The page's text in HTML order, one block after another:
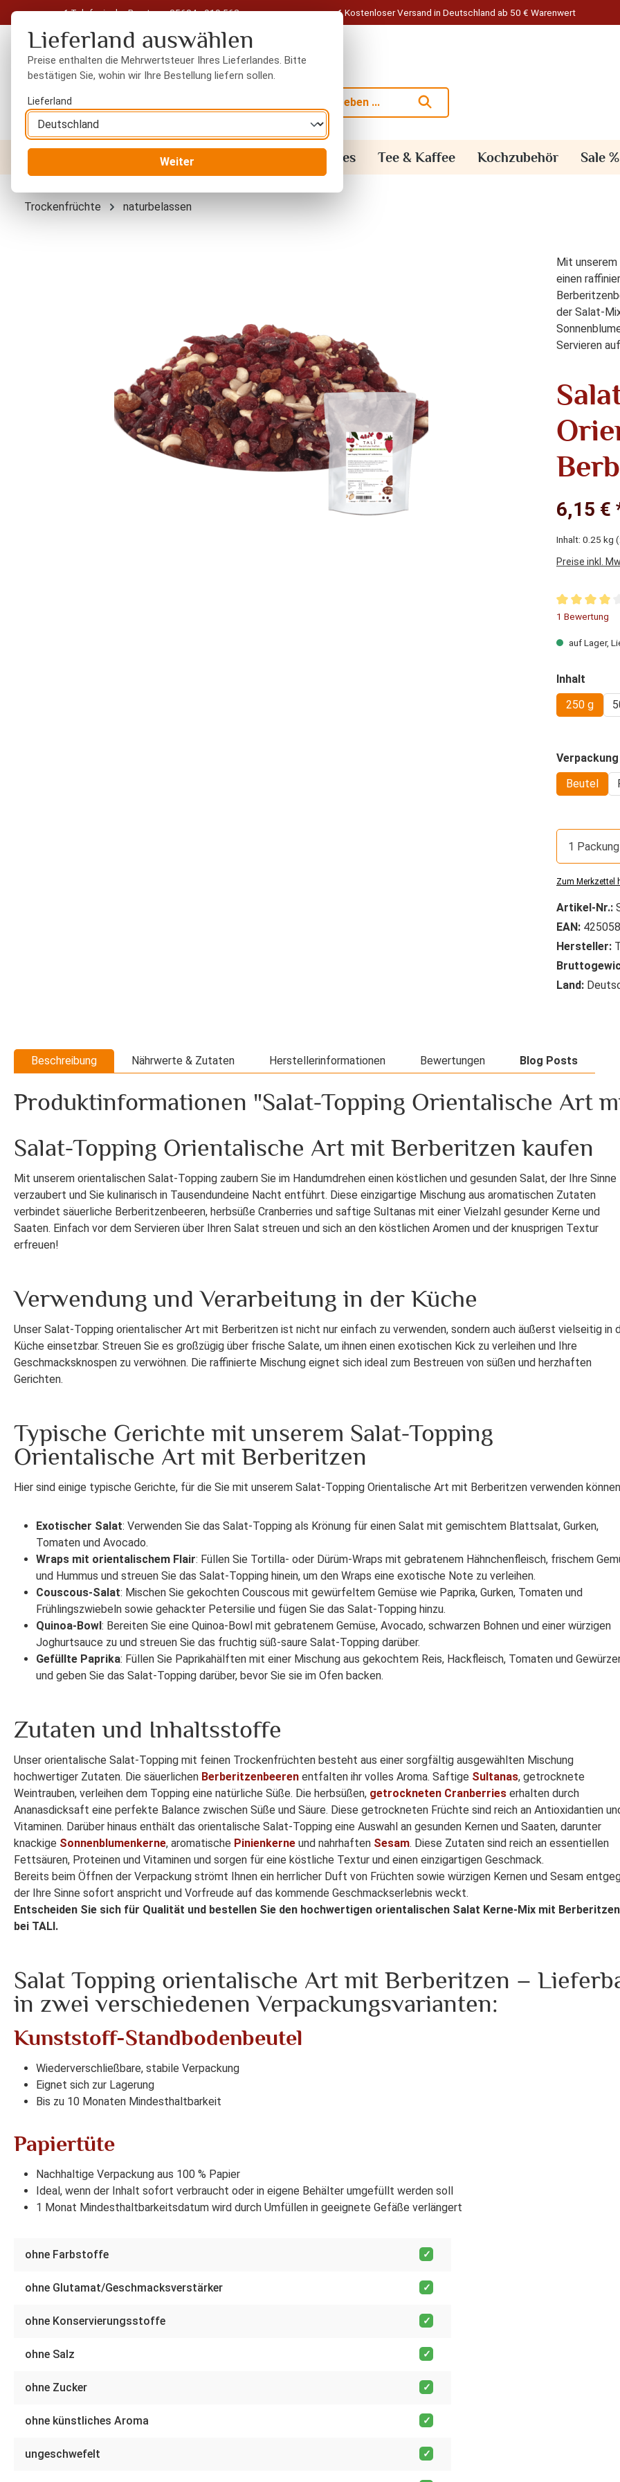
Hauptinhalt springen
Zur Suche springen
Zur Hauptnavigation springen
Telefonische Beratung: 05604 - 919 563 Kostenloser Versand in Deutschland ab 50 € Warenwert
Trockenfrüchte Gewürze Orientalisches Tee & Kaffee Kochzubehör Sale %
Trockenfrüchte naturbelassen
Mit
einen
der Salat-
Servieren
6,15 €
Inhalt: 0.25 kg
Preise inkl.
1 Bewertung
auf Lager,
Inhalt
250 g
Verpackung
Beutel
1 Packung
Zum Merkzettel
Artikel-Nr.:
EAN:
Hersteller:
Land:
Beschreibung Nährwerte & Zutaten Herstellerinformationen Bewertungen Blog Posts
Produktinformationen "Salat-Topping Orientalische Art
Salat-Topping Orientalische Art mit Berberitzen kaufen
Mit unserem orientalischen Salat-Topping zaubern Sie im Handumdrehen einen köstlichen und gesunden Salat, der Ihre Sinne
verzaubert und Sie kulinarisch in Tausendundeine Nacht entführt. Diese einzigartige Mischung aus aromatischen Zutaten
verbindet säuerliche Berberitzenbeeren, herbsüße Cranberries und saftige Sultanas mit einer Vielzahl gesunder Kerne und
Saaten. Einfach vor dem Servieren über Ihren Salat streuen und sich an den köstlichen Aromen und der knusprigen Textur
erfreuen!
Verwendung und Verarbeitung in der Küche
Unser Salat-Topping orientalischer Art mit Berberitzen ist nicht nur einfach zu verwenden, sondern auch äußerst vielseitig in
Küche einsetzbar. Streuen Sie es großzügig über frische Salate, um ihnen einen exotischen Kick zu verleihen und Ihre
Geschmacksknospen zu verwöhnen. Die raffinierte Mischung eignet sich ideal zum Bestreuen von süßen und herzhaften
Gerichten.
Typische Gerichte mit unserem Salat-Topping
Orientalische Art mit Berberitzen
Hier sind einige typische Gerichte, für die Sie mit unserem Salat-Topping Orientalische Art mit Berberitzen verwenden
Exotischer Salat: Verwenden Sie das Salat-Topping als Krönung für einen Salat mit gemischtem Blattsalat, Gurken,
Tomaten und Avocado.
Wraps mit orientalischem Flair: Füllen Sie Tortilla- oder Dürüm-Wraps mit gebratenem Hähnchenfleisch, frischem
und Hummus und streuen Sie das Salat-Topping hinein, um den Wraps eine exotische Note zu verleihen.
Couscous-Salat: Mischen Sie gekochten Couscous mit gewürfeltem Gemüse wie Paprika, Gurken, Tomaten und
Frühlingszwiebeln sowie gehackter Petersilie und fügen Sie das Salat-Topping hinzu.
Quinoa-Bowl : Bereiten Sie eine Quinoa-Bowl mit gebratenem Gemüse, Avocado, schwarzen Bohnen und einer würzigen
Joghurtsauce zu und streuen Sie das fruchtig süß-saure Salat-Topping darüber.
Gefüllte Paprika: Füllen Sie Paprikahälften mit einer Mischung aus gekochtem Reis, Hackfleisch, Tomaten und
und geben Sie das Salat-Topping darüber, bevor Sie sie im Ofen backen.
Zutaten und Inhaltsstoffe
Unser orientalische Salat-Topping mit feinen Trockenfrüchten besteht aus einer sorgfältig ausgewählten Mischung
hochwertiger Zutaten. Die säuerlichen Berberitzenbeeren entfalten ihr volles Aroma. Saftige Sultanas, getrocknete
Weintrauben, verleihen dem Topping eine natürliche Süße. Die herbsüßen, getrockneten Cranberries erhalten durch
Ananasdicksaft eine perfekte Balance zwischen Süße und Säure. Diese getrockneten Früchte sind reich an Antioxidantien
Vitaminen. Darüber hinaus enthält das orientalische Salat-Topping eine Auswahl an gesunden Kernen und Saaten, darunter
knackige Sonnenblumenkerne, aromatische Pinienkerne und nahrhaften Sesam. Diese Zutaten sind reich an essentiellen
Fettsäuren, Proteinen und Vitaminen und sorgen für eine köstliche Textur und einen einzigartigen Geschmack.
Bereits beim Öffnen der Verpackung strömt Ihnen ein herrlicher Duft von Früchten sowie würzigen Kernen und Sesam
der Ihre Sinne sofort anspricht und Vorfreude auf das kommende Geschmackserlebnis weckt.
Entscheiden Sie sich für Qualität und bestellen Sie den hochwertigen orientalischen Salat Kerne-Mix mit Berberitzen
bei TALI.
Salat Topping orientalische Art mit Berberitzen –
in zwei verschiedenen Verpackungsvarianten:
Kunststoff-Standbodenbeutel
Wiederverschließbare, stabile Verpackung
Eignet sich zur Lagerung
Bis zu 10 Monaten Mindesthaltbarkeit
Papiertüte
Nachhaltige Verpackung aus 100 % Papier
Ideal, wenn der Inhalt sofort verbraucht oder in eigene Behälter umgefüllt werden soll
1 Monat Mindesthaltbarkeitsdatum wird durch Umfüllen in geeignete Gefäße verlängert
ohne Farbstoffe
ohne Glutamat/Geschmacksverstärker
ohne Konservierungsstoffe
ohne Salz
ohne Zucker
ohne künstliches Aroma
ungeschwefelt
Lieferland auswählen
Preise enthalten die Mehrwertsteuer Ihres Lieferlandes. Bitte
bestätigen Sie, wohin wir Ihre Bestellung liefern sollen.
Lieferland
Weiter